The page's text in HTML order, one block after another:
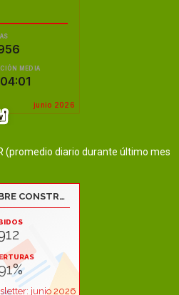
(promedio diario durante último mes